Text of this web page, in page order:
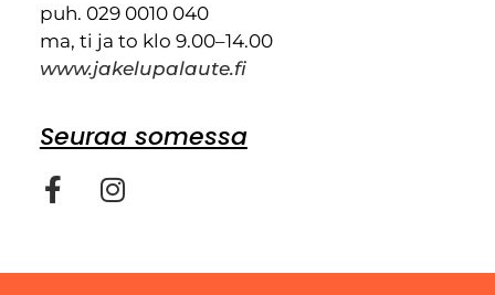
puh. 029 0010 040
ma, ti ja to klo 9.00–14.00
www.jakelupalaute.fi
Seuraa somessa